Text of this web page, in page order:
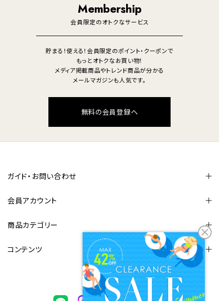
Membership
会員限定のオトクなサービス
貯まる！使える！会員限定のポイント・クーポンで
もっとオトクなお買い物！
メディア掲載商品やトレンド商品が分かる
メールマガジンも人気です。
無料の会員登録へ
ガイド・お問い合わせ
会員アカウント
商品カテゴリー
コンテンツ
FOLLOW US